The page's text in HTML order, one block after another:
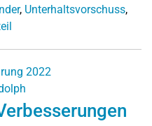
, Unterhaltsvorschuss,
2022